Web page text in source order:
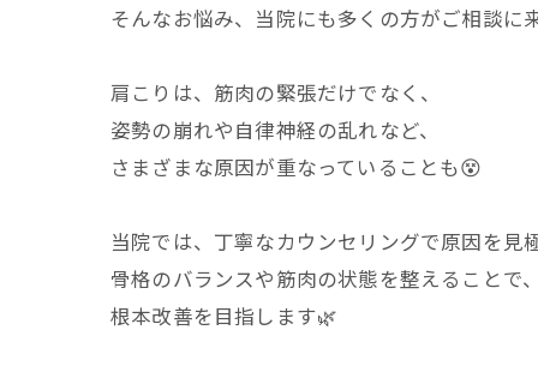
そんなお悩み、当院にも多くの方がご相談に
肩こりは、筋肉の緊張だけでなく、
姿勢の崩れや自律神経の乱れなど、
さまざまな原因が重なっていることも😵
当院では、丁寧なカウンセリングで原因を見
骨格のバランスや筋肉の状態を整えることで、
根本改善を目指します🌿